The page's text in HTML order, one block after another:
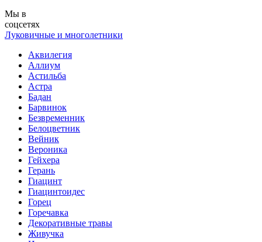
Мы в
соцсетях
Луковичные и многолетники
Аквилегия
Аллиум
Астильба
Астра
Бадан
Барвинок
Безвременник
Белоцветник
Вейник
Вероника
Гейхера
Герань
Гиацинт
Гиацинтоидес
Горец
Горечавка
Декоративные травы
Живучка